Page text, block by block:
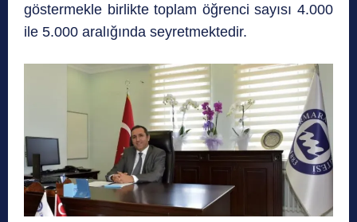
göstermekle birlikte toplam öğrenci sayısı 4.000
ile 5.000 aralığında seyretmektedir.